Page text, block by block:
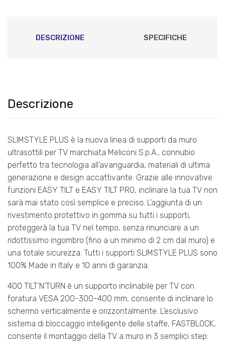
DESCRIZIONE SPECIFICHE
Descrizione
SLIMSTYLE PLUS è la nuova linea di supporti da muro
ultrasottili per TV marchiata Meliconi S.p.A., connubio
perfetto tra tecnologia all’avanguardia, materiali di ultima
generazione e design accattivante. Grazie alle innovative
funzioni EASY TILT e EASY TILT PRO, inclinare la tua TV non
sarà mai stato così semplice e preciso. L’aggiunta di un
rivestimento protettivo in gomma su tutti i supporti,
proteggerà la tua TV nel tempo, senza rinunciare a un
ridottissimo ingombro (fino a un minimo di 2 cm dal muro) e
una totale sicurezza. Tutti i supporti SLIMSTYLE PLUS sono
100% Made in Italy e 10 anni di garanzia.
400 TILT’N’TURN è un supporto inclinabile per TV con
foratura VESA 200-300-400 mm, consente di inclinare lo
schermo verticalmente e orizzontalmente. L’esclusivo
sistema di bloccaggio intelligente delle staffe, FASTBLOCK,
consente il montaggio della TV a muro in 3 semplici step: